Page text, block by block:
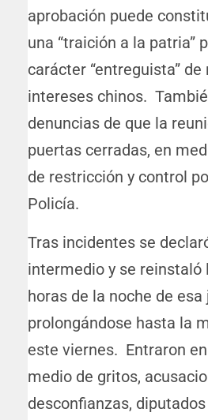
aprobación puede
una “traición a la patria”
carácter “entreguista” de
intereses chinos.
denuncias de que la
puertas cerradas, en
de restricción y control
Policía.
Tras incidentes se
intermedio y se reinstaló
horas de la noche de esa
prolongándose hasta la
este viernes. Entraron
medio de gritos,
desconfianzas,